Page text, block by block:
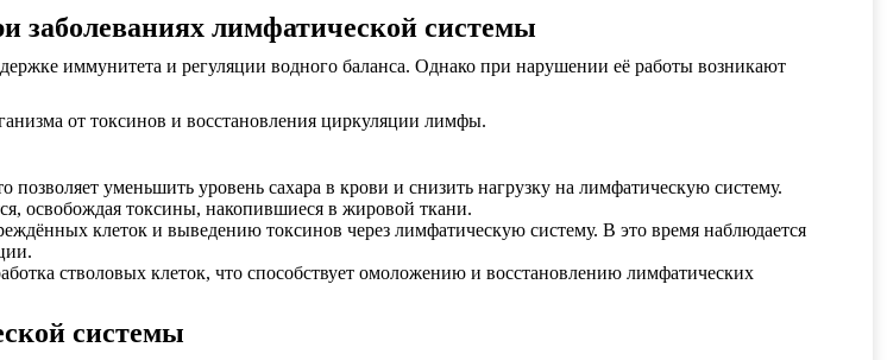
заболеваниях лимфатической системы
иммунитета и регуляции водного баланса. Однако при нарушении её работы возникают
от токсинов и восстановления циркуляции лимфы.
позволяет уменьшить уровень сахара в крови и снизить нагрузку на лимфатическую систему.
освобождая токсины, накопившиеся в жировой ткани.
клеток и выведению токсинов через лимфатическую систему. В это время наблюдается
стволовых клеток, что способствует омоложению и восстановлению лимфатических
системы